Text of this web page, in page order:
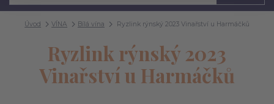
Úvod VÍNA Bílá vína Ryzlink rýnský 2023 Vinařství u Harmáčků
Ryzlink rýnský 2023
Vinařství u Harmáčků